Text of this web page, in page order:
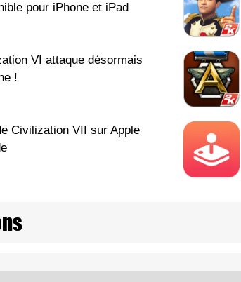
pour iPhone et iPad
VI attaque désormais
!
Civilization VII sur Apple